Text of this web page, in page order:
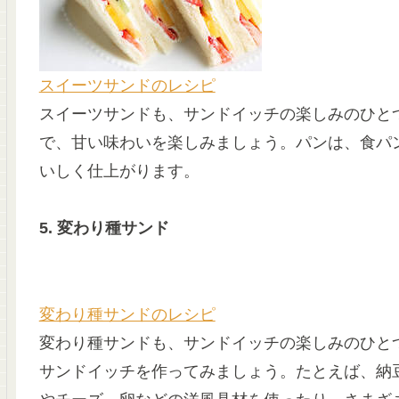
スイーツサンドのレシピ
スイーツサンドも、サンドイッチの楽しみのひ
で、甘い味わいを楽しみましょう。パンは、食
いしく仕上がります。
5. 変わり種サンド
変わり種サンドのレシピ
変わり種サンドも、サンドイッチの楽しみのひ
サンドイッチを作ってみましょう。たとえば、